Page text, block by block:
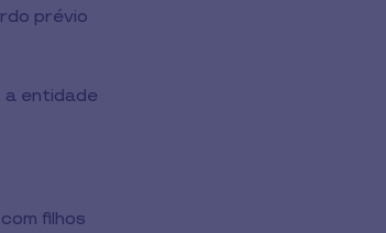
prévio
a entidade
filhos